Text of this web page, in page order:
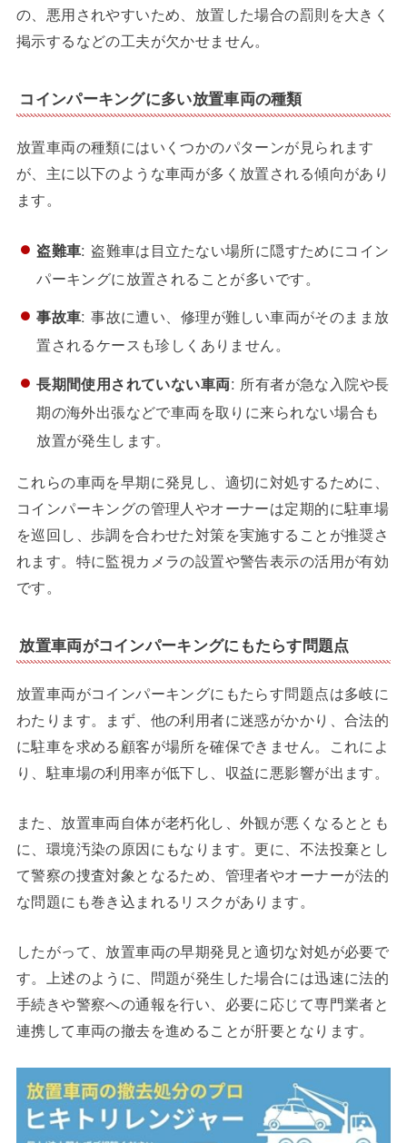
の、悪用されやすいため、放置した場合の罰則を大きく
掲示するなどの工夫が欠かせません。
コインパーキングに多い放置車両の種類
放置車両の種類にはいくつかのパターンが見られます
が、主に以下のような車両が多く放置される傾向があり
ます。
盗難車: 盗難車は目立たない場所に隠すためにコイン
パーキングに放置されることが多いです。
事故車: 事故に遭い、修理が難しい車両がそのまま放
置されるケースも珍しくありません。
長期間使用されていない車両: 所有者が急な入院や長
期の海外出張などで車両を取りに来られない場合も
放置が発生します。
これらの車両を早期に発見し、適切に対処するために、
コインパーキングの管理人やオーナーは定期的に駐車場
を巡回し、歩調を合わせた対策を実施することが推奨さ
れます。特に監視カメラの設置や警告表示の活用が有効
です。
放置車両がコインパーキングにもたらす問題点
放置車両がコインパーキングにもたらす問題点は多岐に
わたります。まず、他の利用者に迷惑がかかり、合法的
に駐車を求める顧客が場所を確保できません。これによ
り、駐車場の利用率が低下し、収益に悪影響が出ます。
また、放置車両自体が老朽化し、外観が悪くなるととも
に、環境汚染の原因にもなります。更に、不法投棄とし
て警察の捜査対象となるため、管理者やオーナーが法的
な問題にも巻き込まれるリスクがあります。
したがって、放置車両の早期発見と適切な対処が必要で
す。上述のように、問題が発生した場合には迅速に法的
手続きや警察への通報を行い、必要に応じて専門業者と
連携して車両の撤去を進めることが肝要となります。